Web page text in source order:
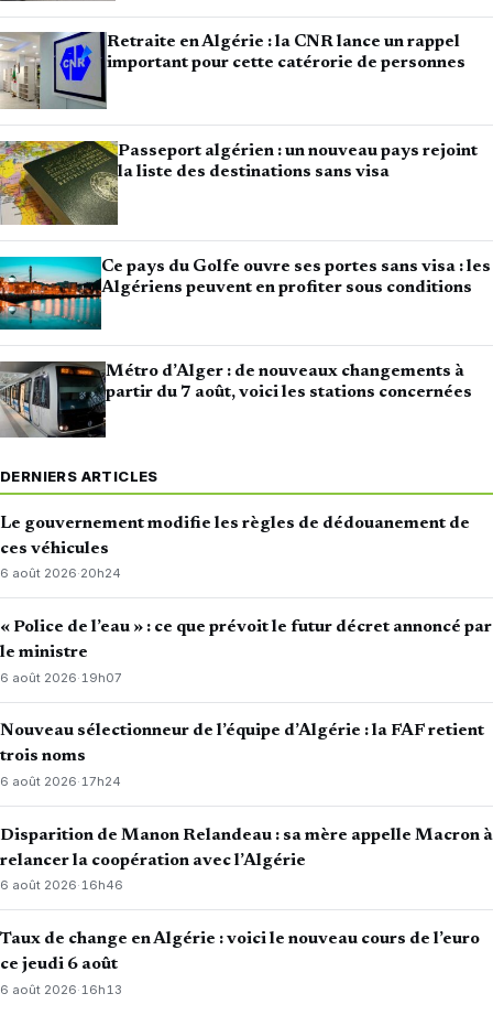
Retraite en Algérie : la CNR lance un rappel
important pour cette catérorie de personnes
Passeport algérien : un nouveau pays rejoint
la liste des destinations sans visa
Ce pays du Golfe ouvre ses portes sans visa : les
Algériens peuvent en profiter sous conditions
Métro d’Alger : de nouveaux changements à
partir du 7 août, voici les stations concernées
DERNIERS ARTICLES
Le gouvernement modifie les règles de dédouanement de
ces véhicules
6 août 2026·20h24
« Police de l’eau » : ce que prévoit le futur décret annoncé par
le ministre
6 août 2026· 19h07
Nouveau sélectionneur de l’équipe d’Algérie : la FAF retient
trois noms
6 août 2026·17h24
Disparition de Manon Relandeau : sa mère appelle Macron à
relancer la coopération avec l’Algérie
6 août 2026·16h46
Taux de change en Algérie : voici le nouveau cours de l’euro
ce jeudi 6 août
6 août 2026·16h13